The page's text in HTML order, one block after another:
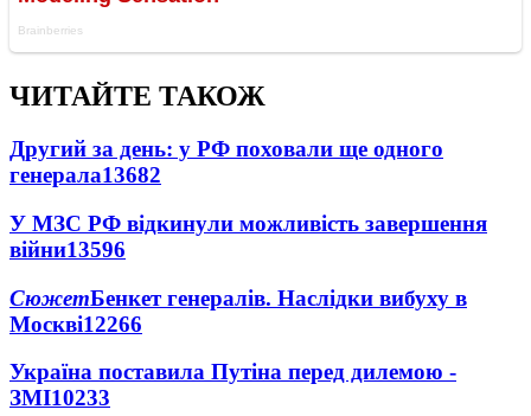
ЧИТАЙТЕ ТАКОЖ
Другий за день: у РФ поховали ще одного
генерала13682
У МЗС РФ відкинули можливість завершення
війни13596
СюжетБенкет генералів. Наслідки вибуху в
Москві12266
Україна поставила Путіна перед дилемою -
ЗМІ10233